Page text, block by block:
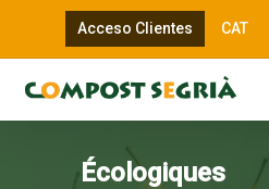
Acceso Clientes CAT
Écologiques